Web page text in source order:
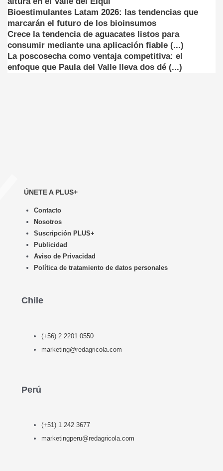
Bioestimulantes Latam 2026: las tendencias que
marcarán el futuro de los bioinsumos
Crece la tendencia de aguacates listos para
consumir mediante una aplicación fiable (...)
La poscosecha como ventaja competitiva: el
enfoque que Paula del Valle lleva dos dé (...)
ÚNETE A PLUS+
Contacto
Nosotros
Suscripción PLUS+
Publicidad
Aviso de Privacidad
Política de tratamiento de datos personales
Chile
(+56) 2 2201 0550
marketing@redagricola.com
Perú
(+51) 1 242 3677
marketingperu@redagricola.com